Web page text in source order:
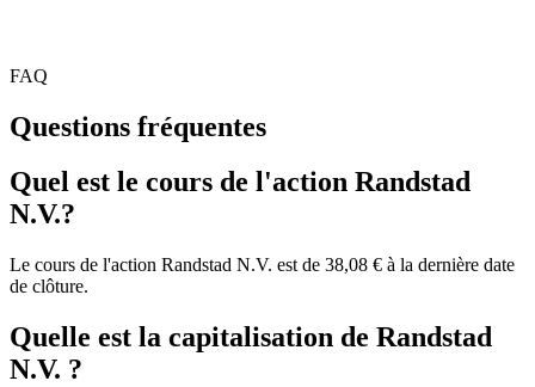
FAQ
Questions fréquentes
Quel est le cours de l'action Randstad
N.V.?
Le cours de l'action Randstad N.V. est de 38,08 € à la dernière date
de clôture.
Quelle est la capitalisation de Randstad
N.V. ?